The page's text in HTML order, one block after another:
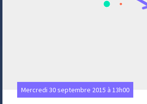
Mercredi 30 septembre 2015 à 13h00